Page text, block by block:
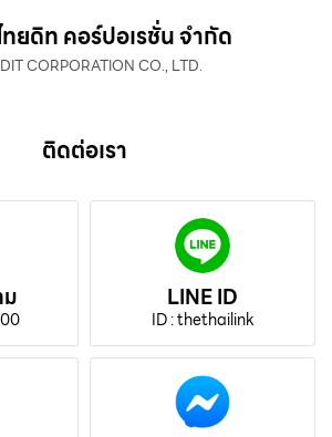
ยดิท คอร์ปอเรชั่น จำกัด
CORPORATION CO., LTD.
ติดต่อเรา
LINE ID
ID : thethailink